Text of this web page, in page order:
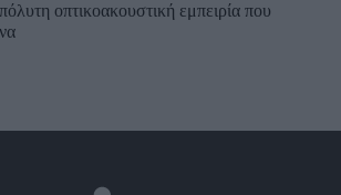
οπτικοακουστική εμπειρία που